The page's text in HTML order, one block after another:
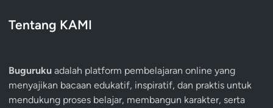
Tentang KAMI
Buguruku adalah platform pembelajaran online yang
menyajikan bacaan edukatif, inspiratif, dan praktis untuk
mendukung proses belajar, membangun karakter, serta